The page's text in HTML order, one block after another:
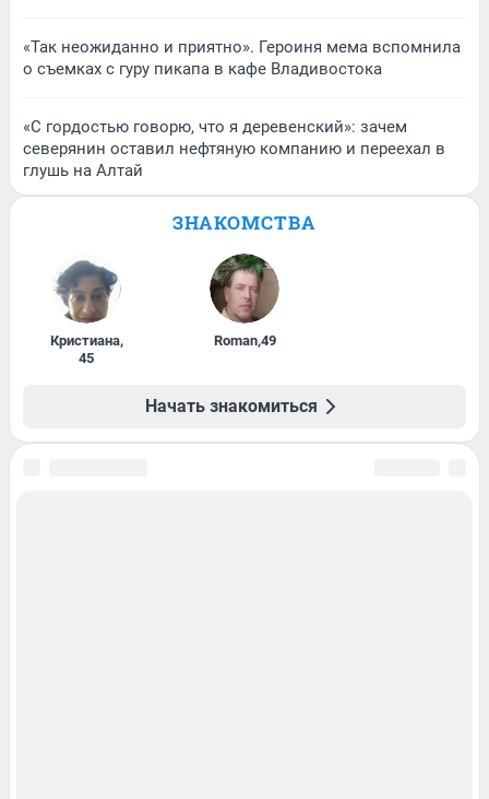
«Так неожиданно и приятно». Героиня мема вспомнила
о съемках с гуру пикапа в кафе Владивостока
«С гордостью говорю, что я деревенский»: зачем
северянин оставил нефтяную компанию и переехал в
глушь на Алтай
ЗНАКОМСТВА
Кристиана,
45
Roman,49
Начать знакомиться